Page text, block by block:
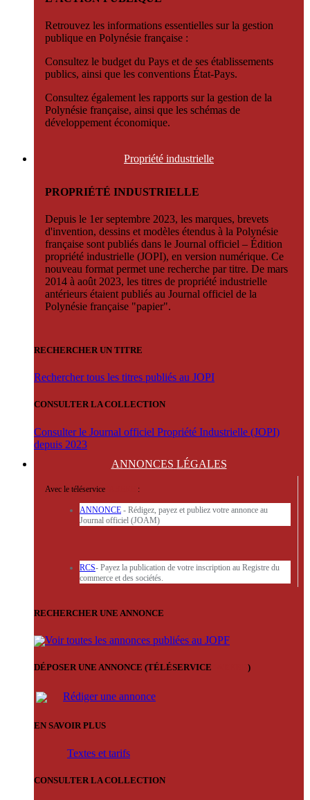
Retrouvez les informations essentielles sur la gestion
publique en Polynésie française :
Consultez le budget du Pays et de ses établissements
publics, ainsi que les conventions État-Pays.
Consultez également les rapports sur la gestion de la
Polynésie française, ainsi que les schémas de
développement économique.
Propriété industrielle
PROPRIÉTÉ INDUSTRIELLE
Depuis le 1er septembre 2023, les marques, brevets
d'invention, dessins et modèles étendus à la Polynésie
française sont publiés dans le Journal officiel – Édition
propriété industrielle (JOPI), en version numérique. Ce
nouveau format permet une recherche par titre. De mars
2014 à août 2023, les titres de propriété industrielle
antérieurs étaient publiés au Journal officiel de la
Polynésie française "papier".
RECHERCHER UN TITRE
Rechercher tous les titres publiés au JOPI
CONSULTER LA COLLECTION
Consulter le Journal officiel Propriété Industrielle (JOPI)
depuis 2023
ANNONCES LÉGALES
Avec le téléservice :
ANNONCE - Rédigez, payez et publiez votre annonce au
Journal officiel (JOAM)
RCS- Payez la publication de votre inscription au Registre du
commerce et des sociétés.
RECHERCHER UNE ANNONCE
Voir toutes les annonces publiées au JOPF
DÉPOSER UNE ANNONCE (TÉLÉSERVICE )
Rédiger une annonce
EN SAVOIR PLUS
Textes et tarifs
CONSULTER LA COLLECTION